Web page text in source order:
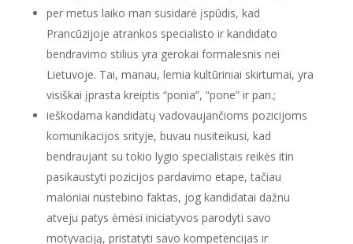
per metus laiko man susidarė įspūdis, kad
Prancūzijoje atrankos specialisto ir kandidato
bendravimo stilius yra gerokai formalesnis nei
Lietuvoje. Tai, manau, lemia kultūriniai skirtumai, yra
visiškai įprasta kreiptis “ponia”, “pone” ir pan.;
ieškodama kandidatų vadovaujančioms pozicijoms
komunikacijos srityje, buvau nusiteikusi, kad
bendraujant su tokio lygio specialistais reikės itin
pasikaustyti pozicijos pardavimo etape, tačiau
maloniai nustebino faktas, jog kandidatai dažnu
atveju patys ėmėsi iniciatyvos parodyti savo
motyvaciją, pristatyti savo kompetencijas ir